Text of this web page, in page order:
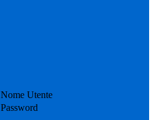
Nome Utente
Password